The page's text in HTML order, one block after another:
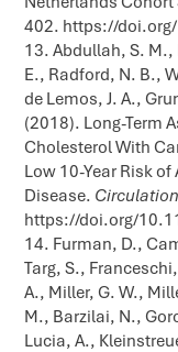
402. https://
Abdullah, S. M.,
E., Radford, N. B.,
de Lemos, J. A.,
(2018). Long-Term
Cholesterol With
Low 10-Year Risk
Disease. Circulation
https://doi.org/
Furman, D.,
Targ, S.,
A., Miller, G. W.,
M., Barzilai, N.,
Lucia, A.,